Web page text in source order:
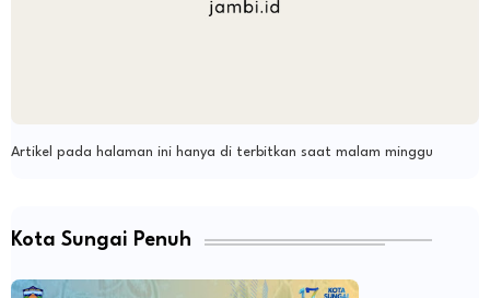
Artikel pada halaman ini hanya di terbitkan saat malam minggu
Kota Sungai Penuh